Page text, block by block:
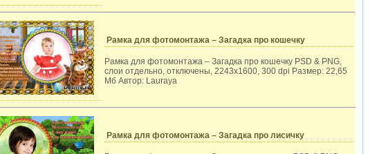
Рамка для фотомонтажа – Загадка про кошечку
Рамка для фотомонтажа – Загадка про кошечку PSD & PNG,
слои отдельно, отключены, 2243x1600, 300 dpi Размер: 22,65
Мб Автор: Lauraya
Рамка для фотомонтажа – Загадка про лисичку